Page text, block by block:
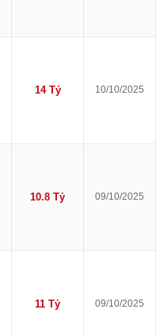
14 Tỷ 10/10/2025
10.8 Tỷ 09/10/2025
11 Tỷ 09/10/2025